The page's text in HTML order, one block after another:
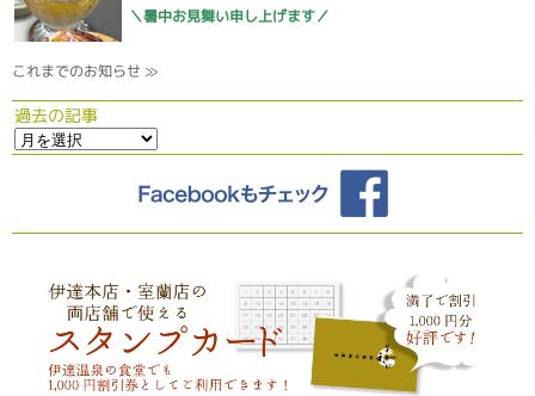
＼暑中お見舞い申し上げます／
これまでのお知らせ ≫
過去の記事